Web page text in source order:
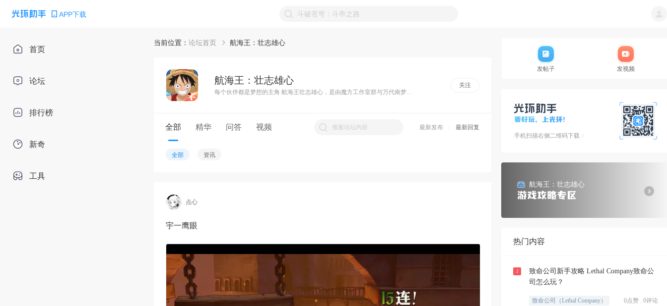
APP下载
首页
论坛
排行榜
新奇
工具
当前位置： 论坛首页 航海王：壮志雄心
航海王：壮志雄心
每个伙伴都是梦想的主角 航海王壮志雄心，是由魔方工作室群与万代南梦宫联合研发的航海王竞技动作手游。在这里，船长可以体验到仿佛置身于ONEPIECE世界的沉浸感，3分钟指尖格斗大秀。每个伙伴都是梦想的主角！ ●守护的信仰，决定拳头的重量|高品质正版重燃感动 ●每个伙伴，都是梦想的主角|用心做好每一个角色 ●一场真正的对决，不被干扰|公平PVP竞技 ●不能在一起的，还叫伙伴吗|援护技特定触发 ●向着伟大航路出发|多人组队海域探险
关注
全部 精华 问答 视频 最新发布 最新回复
全部 资讯
点心
宇一鹰眼
发帖子 发视频
手机扫描右侧二维码下载
航海王：壮志雄心
热门内容
1
致命公司新手攻略 Lethal Company致命公
司怎么玩？
致命公司（Lethal Company） 0点赞 . 0评论